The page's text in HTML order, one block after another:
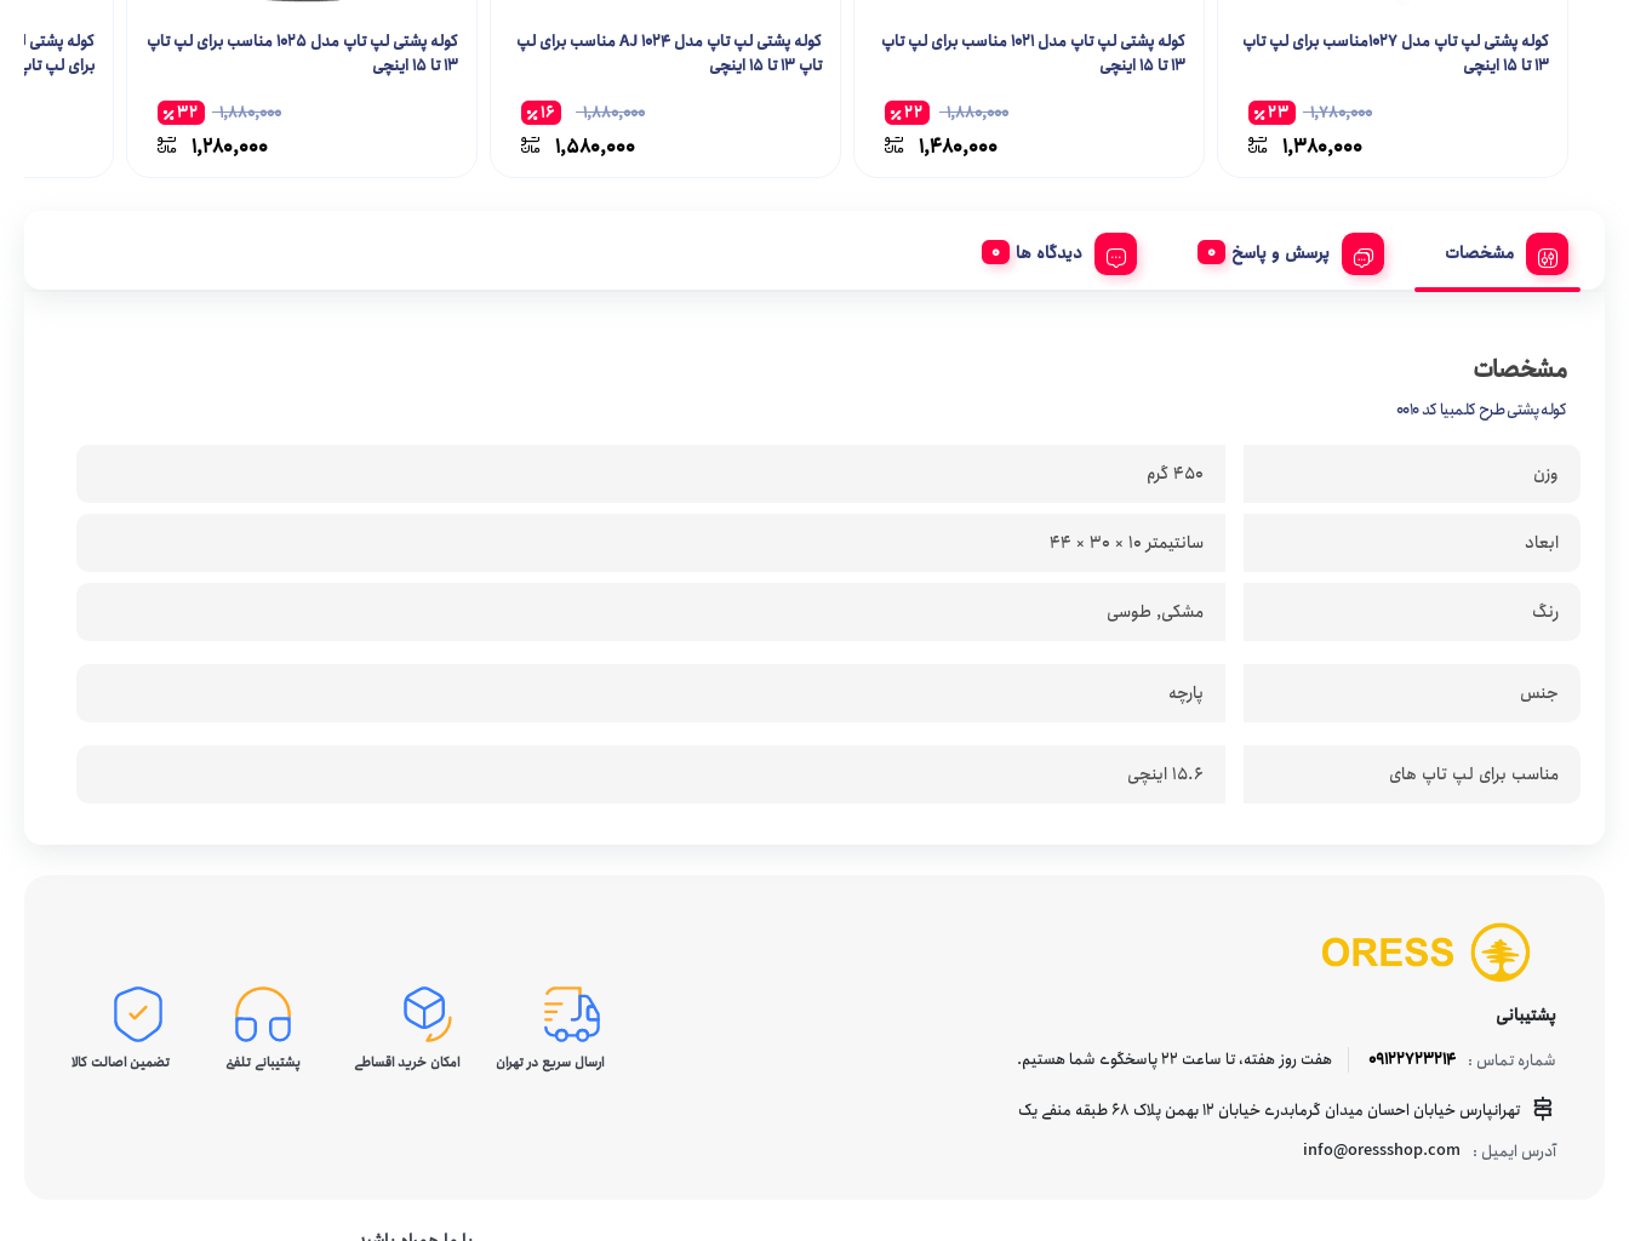
Firopluse
Gabol
کوله پشتی لپ تاپ مدل 1027مناسب برای لپ تاپ
13 تا 15 اینچی
1,780,000
1,380,000
23
کوله پشتی لپ تاپ مدل 1021 مناسب برای لپ تاپ
13 تا 15 اینچی
1,880,000
1,480,000
22
کوله پشتی لپ تاپ مدل AJ 1024 مناسب برای لپ
تاپ 13 تا 15 اینچی
1,880,000
1,580,000
16
کوله پشتی لپ تاپ مدل 1025 مناسب برای لپ تاپ
13 تا 15 اینچی
1,880,000
1,280,000
32
برای لپ تاپ 16.4 اینچی
مشخصات پرسش و پاسخ دیدگاه ها
مشخصات
کوله پشتی طرح کلمبیا کد 0010
وزن 450 گرم
ابعاد 44 × 30 × 10 سانتیمتر
رنگ مشکی, طوسی
جنس پارچه
مناسب برای لپ تاپ های 15.6 اینچی
پشتیبانی
شماره تماس : 09122723214
هفت روز هفته، تا ساعت 22 پاسخگوی شما هستیم.
تهرانپارس خیابان احسان میدان گرمابدری خیابان 12 بهمن پلاک 68 طبقه منفی یک
آدرس ایمیل : info@oressshop.com
ارسال سریع در تهران امکان خرید اقساطی پشتیبانی تلفنی تضمین اصالت کالا